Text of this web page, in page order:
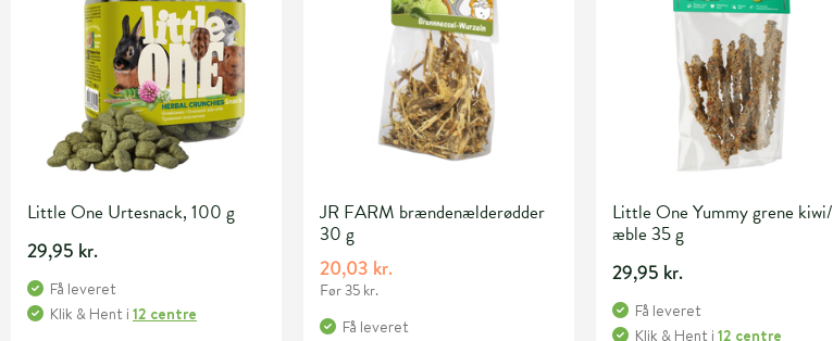
Little One Urtesnack, 100 g
29,95 kr.
Få leveret
Klik & Hent i 12 centre
JR FARM brændenælderødder
30 g
20,03 kr.
Før 35 kr.
Få leveret
Little One Yummy grene kiwi/
æble 35 g
29,95 kr.
Få leveret
Klik & Hent i 12 centre